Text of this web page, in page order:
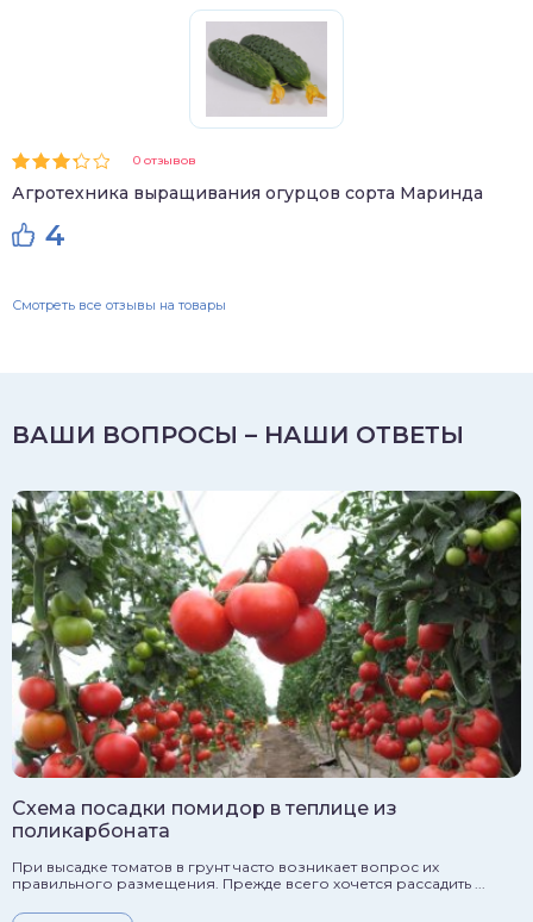
0 отзывов
Агротехника выращивания огурцов сорта Маринда
4
Смотреть все отзывы на товары
ВАШИ ВОПРОСЫ – НАШИ ОТВЕТЫ
Схема посадки помидор в теплице из
поликарбоната
При высадке томатов в грунт часто возникает вопрос их
правильного размещения. Прежде всего хочется рассадить ...